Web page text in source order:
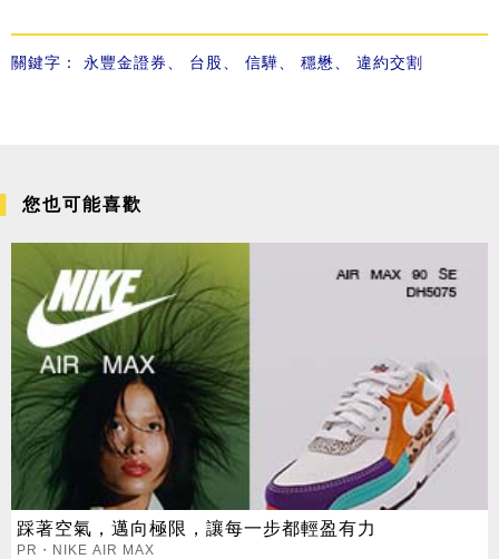
關鍵字： 永豐金證券 台股 信驊 穩懋 違約交割
您也可能喜歡
踩著空氣，邁向極限，讓每一步都輕盈有力
PR・NIKE AIR MAX